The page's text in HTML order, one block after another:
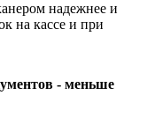
надежнее и
на кассе и при
- меньше